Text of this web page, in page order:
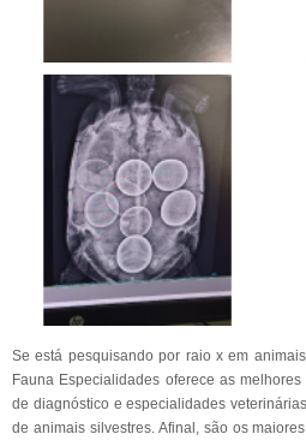
Se está pesquisando por raio x em
Fauna Especialidades oferece as
de diagnóstico e especialidades
de animais silvestres. Afinal, são os